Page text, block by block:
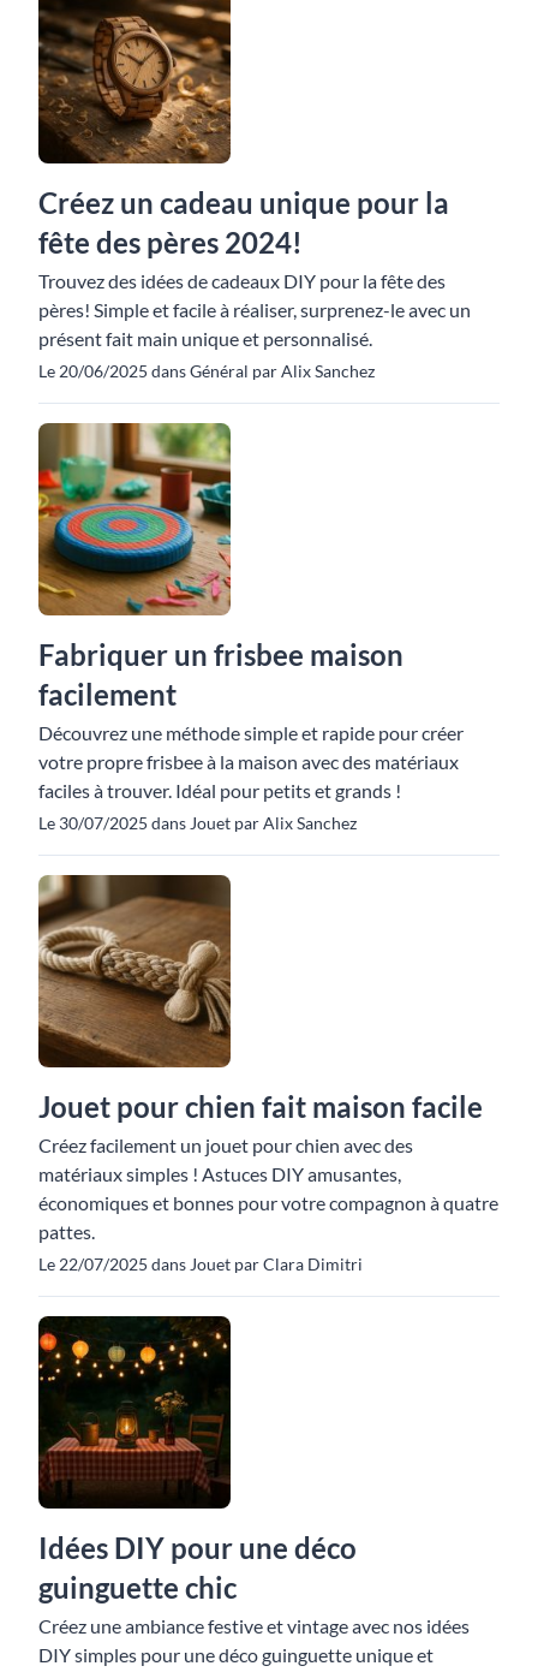
Créez un cadeau unique pour la
fête des pères 2024!
Trouvez des idées de cadeaux DIY pour la fête des
pères! Simple et facile à réaliser, surprenez-le avec un
présent fait main unique et personnalisé.
Le 20/06/2025 dans Général par Alix Sanchez
Fabriquer un frisbee maison
facilement
Découvrez une méthode simple et rapide pour créer
votre propre frisbee à la maison avec des matériaux
faciles à trouver. Idéal pour petits et grands !
Le 30/07/2025 dans Jouet par Alix Sanchez
Jouet pour chien fait maison facile
Créez facilement un jouet pour chien avec des
matériaux simples ! Astuces DIY amusantes,
économiques et bonnes pour votre compagnon à quatre
pattes.
Le 22/07/2025 dans Jouet par Clara Dimitri
Idées DIY pour une déco
guinguette chic
Créez une ambiance festive et vintage avec nos idées
DIY simples pour une déco guinguette unique et